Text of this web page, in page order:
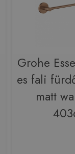
Grohe
es fali
matt